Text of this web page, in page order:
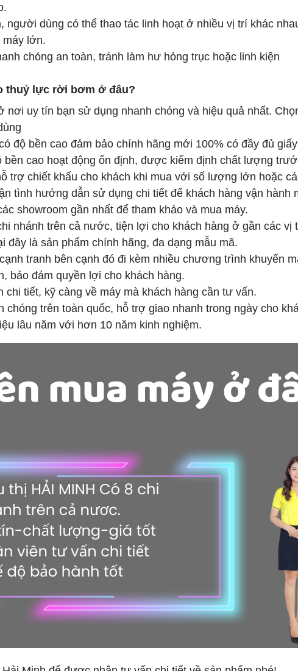
người dùng có thể thao tác linh hoạt ở nhiều vị trí khác
máy lớn.
chóng an toàn, tránh làm hư hỏng trục hoặc linh kiện
thuỷ lực rời bơm ở đâu?
nơi uy tín bạn sử dụng nhanh chóng và hiệu quả nhất.
độ bền cao đảm bảo chính hãng mới 100% có đầy đủ
bền cao hoạt động ổn định, được kiểm định chất lượng
trợ chiết khấu cho khách khi mua với số lượng lớn hoặc
tình hướng dẫn sử dụng chi tiết để khách hàng vận hành
showroom gần nhất để tham khảo và mua máy.
nhánh trên cả nước, tiện lợi cho khách hàng ở gần các vị
đây là sản phẩm chính hãng, đa dạng mẫu mã.
tranh bên cạnh đó đi kèm nhiều chương trình khuyến
bảo đảm quyền lợi cho khách hàng.
chi tiết, kỹ càng về máy mà khách hàng cần tư vấn.
chóng trên toàn quốc, hỗ trợ giao nhanh trong ngày cho
lâu năm với hơn 10 năm kinh nghiệm.